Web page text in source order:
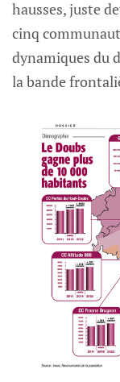
hausses, juste
cinq
dynamiques du
la bande